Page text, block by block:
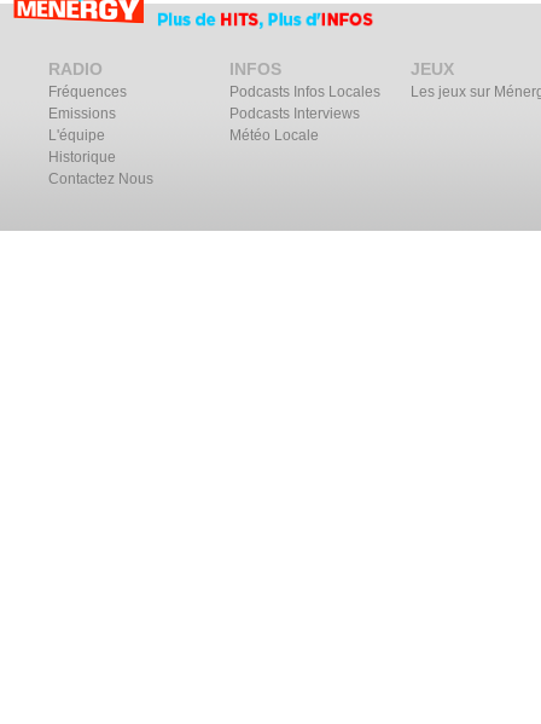
RADIO
Fréquences
Emissions
L'équipe
Historique
Contactez Nous
INFOS
Podcasts Infos Locales
Podcasts Interviews
Météo Locale
JEUX
Les jeux sur